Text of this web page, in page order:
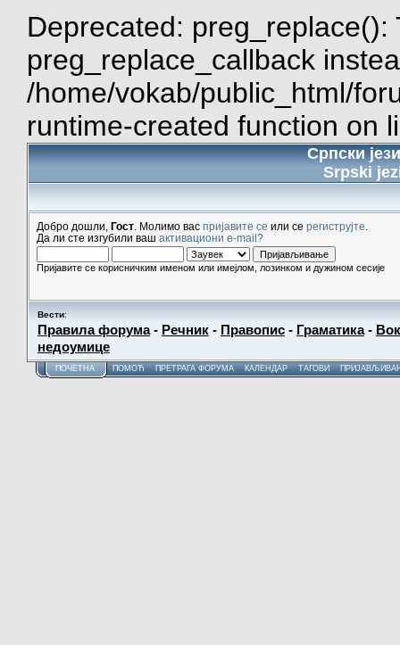
Deprecated:
preg_replace_callback
/home/vokab/public_html/
runtime-created function on
Српски
Srpski
Добро дошли, Гост . Молимо вас пријавите се или се региструјте
Да ли сте изгубили ваш активациони e-mail?
Пријавите се корисничким именом или имејлом, лозинком и дужином сесије
Вести:
Правила форума- Речник - Правопис - Граматика-
недоумице
ПОЧЕТНА ПОМОЋ ПРЕТРАГА ФОРУМА КАЛЕНДАР ТАГОВИ